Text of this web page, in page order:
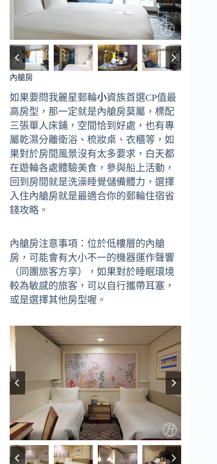
內艙房
如果要問我麗星郵輪小資族首選CP值最
高房型，那一定就是內艙房莫屬，標配
三張單人床鋪，空間恰到好處，也有專
屬乾濕分離衛浴、梳妝桌、衣櫃等，如
果對於房間風景沒有太多要求，白天都
在遊輪各處體驗美食，參與船上活動，
回到房間就是洗澡睡覺儲備體力，選擇
入住內艙房就是最適合你的郵輪住宿省
錢攻略。
內艙房注意事項：位於低樓層的內艙
房，可能會有大小不一的機器運作聲響
（同團旅客方享），如果對於睡眠環境
較為敏感的旅客，可以自行攜帶耳塞，
或是選擇其他房型喔。